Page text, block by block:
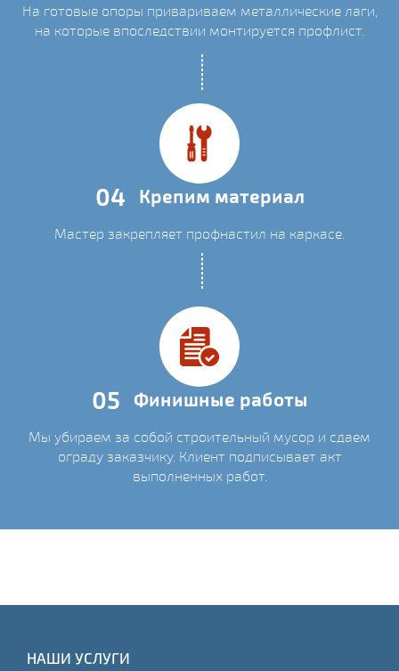
На готовые опоры привариваем металлические лаги,
на которые впоследствии монтируется профлист.
04 Крепим материал
Мастер закрепляет профнастил на каркасе.
05 Финишные работы
Мы убираем за собой строительный мусор и сдаем
ограду заказчику. Клиент подписывает акт
выполненных работ.
НАШИ УСЛУГИ